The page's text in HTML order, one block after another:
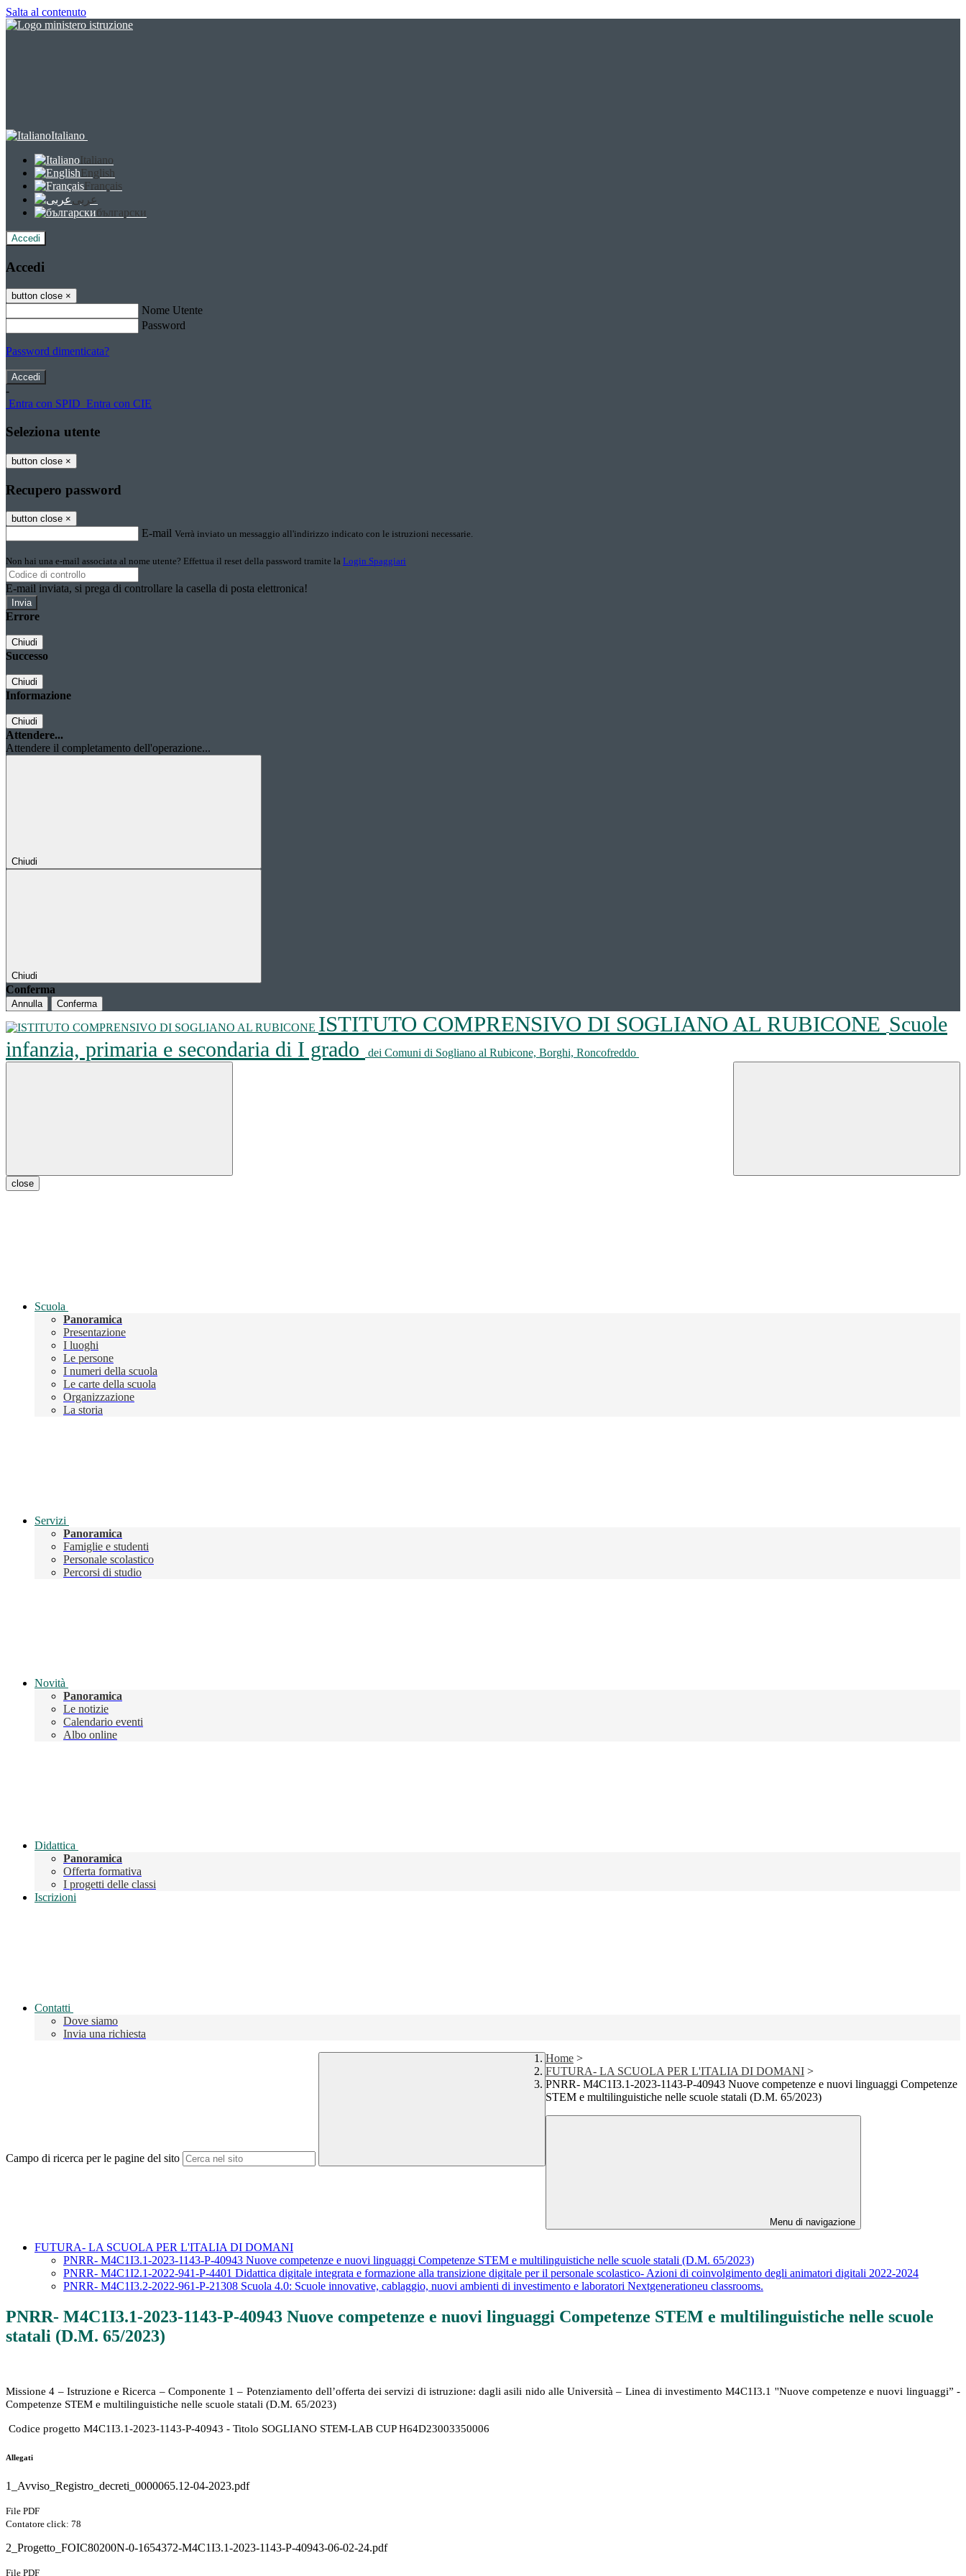
Salta al contenuto
Italiano
Italiano
English
Français
عربى
български
Accedi
Accedi
button close ×
Nome Utente
Password
Password dimenticata?
-
Entra con SPID Entra con CIE
Seleziona utente
button close ×
Recupero password
button close ×
E-mail Verrà inviato un messaggio all'indirizzo indicato con le istruzioni necessarie.
Non hai una e-mail associata al nome utente? Effettua il reset della password tramite la Login Spaggiari
E-mail inviata, si prega di controllare la casella di posta elettronica!
Errore
Chiudi
Successo
Chiudi
Informazione
Chiudi
Attendere...
Attendere il completamento dell'operazione...
Chiudi
Chiudi
Conferma
Annulla Conferma
ISTITUTO COMPRENSIVO DI SOGLIANO AL RUBICONE Scuole
infanzia, primaria e secondaria di I grado
dei Comuni di Sogliano al Rubicone, Borghi, Roncofreddo
close
Scuola
Panoramica
Presentazione
I luoghi
Le persone
I numeri della scuola
Le carte della scuola
Organizzazione
La storia
Servizi
Panoramica
Famiglie e studenti
Personale scolastico
Percorsi di studio
Novità
Panoramica
Le notizie
Calendario eventi
Albo online
Didattica
Panoramica
Offerta formativa
I progetti delle classi
Iscrizioni
Contatti
Dove siamo
Invia una richiesta
Campo di ricerca per le pagine del sito
Home >
FUTURA- LA SCUOLA PER L'ITALIA DI DOMANI >
PNRR- M4C1I3.1-2023-1143-P-40943 Nuove competenze e nuovi linguaggi Competenze
STEM e multilinguistiche nelle scuole statali (D.M. 65/2023)
Menu di navigazione
FUTURA- LA SCUOLA PER L'ITALIA DI DOMANI
PNRR- M4C1I3.1-2023-1143-P-40943 Nuove competenze e nuovi linguaggi Competenze STEM e multilinguistiche nelle scuole statali (D.M. 65/2023)
PNRR- M4C1I2.1-2022-941-P-4401 Didattica digitale integrata e formazione alla transizione digitale per il personale scolastico- Azioni di coinvolgimento degli animatori digitali 2022-2024
PNRR- M4C1I3.2-2022-961-P-21308 Scuola 4.0: Scuole innovative, cablaggio, nuovi ambienti di investimento e laboratori Nextgenerationeu classrooms.
PNRR- M4C1I3.1-2023-1143-P-40943 Nuove competenze e nuovi linguaggi Competenze STEM e multilinguistiche nelle scuole
statali (D.M. 65/2023)
Missione 4 – Istruzione e Ricerca – Componente 1 – Potenziamento dell’offerta dei servizi di istruzione: dagli asili nido alle Università – Linea di investimento M4C1I3.1 ''Nuove competenze e nuovi linguaggi” -
Competenze STEM e multilinguistiche nelle scuole statali (D.M. 65/2023)
Codice progetto M4C1I3.1-2023-1143-P-40943 - Titolo SOGLIANO STEM-LAB CUP H64D23003350006
Allegati
1_Avviso_Registro_decreti_0000065.12-04-2023.pdf
File PDF
Contatore click: 78
2_Progetto_FOIC80200N-0-1654372-M4C1I3.1-2023-1143-P-40943-06-02-24.pdf
File PDF